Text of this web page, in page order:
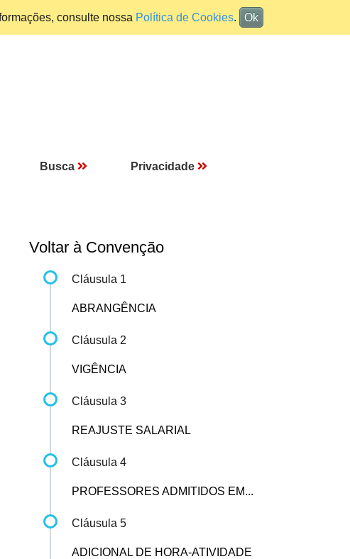
consulte nossa Política de Cookies. Ok
Busca Privacidade
Voltar à Convenção
Cláusula 1
ABRANGÊNCIA
Cláusula 2
VIGÊNCIA
Cláusula 3
REAJUSTE SALARIAL
Cláusula 4
PROFESSORES ADMITIDOS EM...
Cláusula 5
ADICIONAL DE HORA-ATIVIDADE